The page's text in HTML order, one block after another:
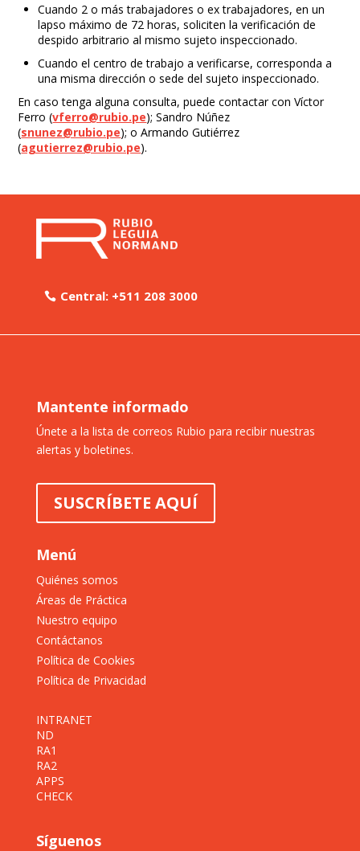
Cuando 2 o más trabajadores o ex trabajadores, en un
lapso máximo de 72 horas, soliciten la verificación de
despido arbitrario al mismo sujeto inspeccionado.
Cuando el centro de trabajo a verificarse, corresponda a
una misma dirección o sede del sujeto inspeccionado.
En caso tenga alguna consulta, puede contactar con Víctor
Ferro (vferro@rubio.pe); Sandro Núñez
(snunez@rubio.pe); o Armando Gutiérrez
(agutierrez@rubio.pe).
Central: +511 208 3000
Mantente informado
Únete a la lista de correos Rubio para recibir nuestras
alertas y boletines.
SUSCRÍBETE AQUÍ
Menú
Quiénes somos
Áreas de Práctica
Nuestro equipo
Contáctanos
Política de Cookies
Política de Privacidad
INTRANET
ND
RA1
RA2
APPS
CHECK
Síguenos